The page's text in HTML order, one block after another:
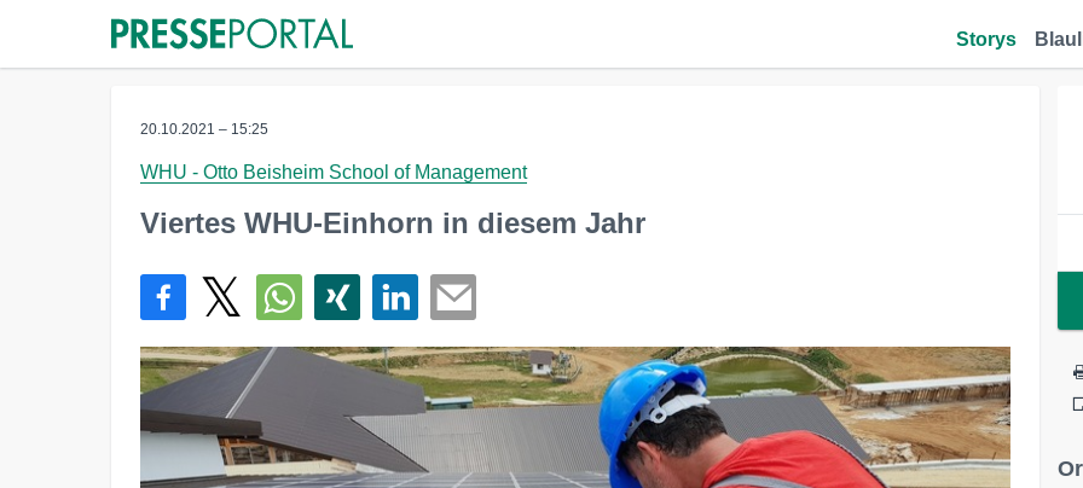
Storys
20.10.2021 – 15:25
WHU - Otto Beisheim School of Management
Viertes WHU-Einhorn in diesem Jahr